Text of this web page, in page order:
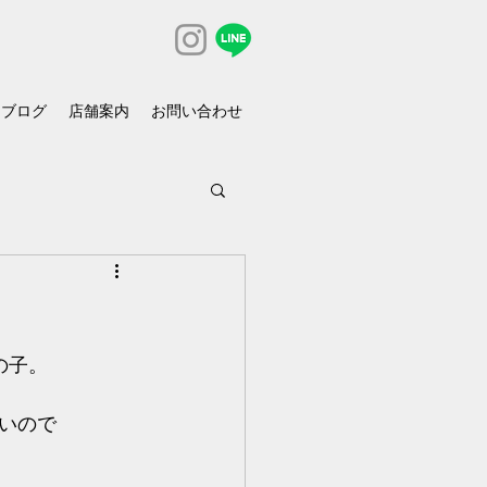
ブログ 店舗案内 お問い合わせ
。
ので